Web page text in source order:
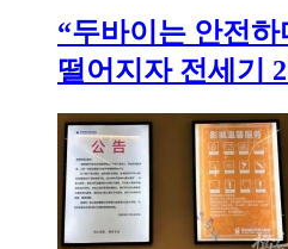
“두바이는 안전
떨어지자 전세기